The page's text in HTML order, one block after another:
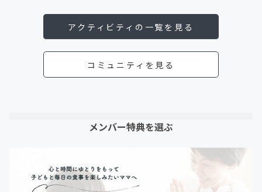
アクティビティの一覧を見る
コミュニティを見る
メンバー特典を選ぶ